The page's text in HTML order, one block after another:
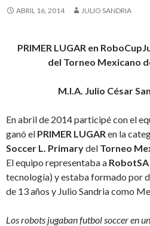
ABRIL 16, 2014 JULIO SANDRIA
PRIMER LUGAR en
del Torneo Mexicano
M.I.A. Julio César
En abril de 2014 participé con el
ganó el PRIMER LUGARen la
Soccer L. Primarydel Torneo
El equipo representaba a RobotSA
tecnología) y estaba formado por
de 13 años y Julio Sandria como
Los robots jugaban futbol soccer en